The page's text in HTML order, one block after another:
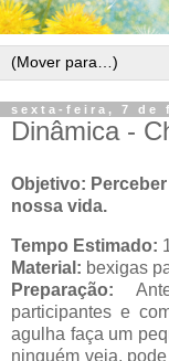
sexta-feira, 7 de
Dinâmica -
Objetivo:
nossa vida.
Tempo Estimado:
Material: bexigas
Preparação:
participantes e
agulha faça um
ninguém veja,